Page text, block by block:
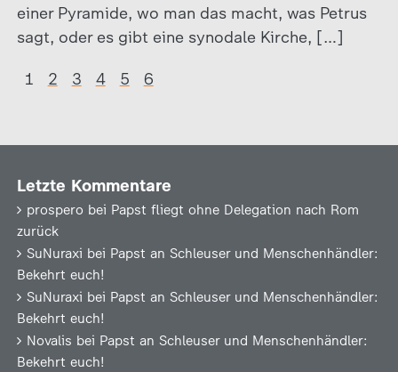
einer Pyramide, wo man das macht, was Petrus
sagt, oder es gibt eine synodale Kirche, […]
1 2 3 4 5 6
Letzte Kommentare
prospero bei Papst fliegt ohne Delegation nach Rom
zurück
SuNuraxi bei Papst an Schleuser und Menschenhändler:
Bekehrt euch!
SuNuraxi bei Papst an Schleuser und Menschenhändler:
Bekehrt euch!
Novalis bei Papst an Schleuser und Menschenhändler:
Bekehrt euch!